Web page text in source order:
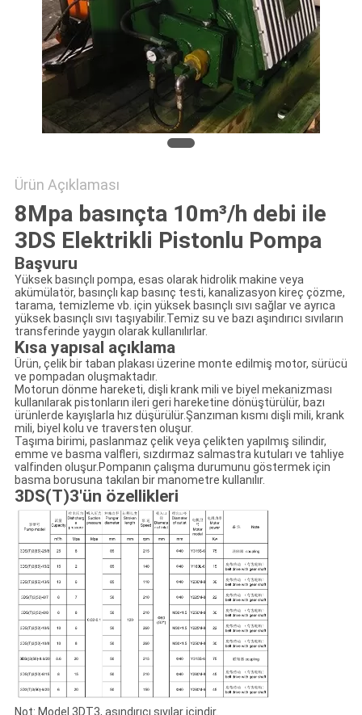
Ürün Açıklaması
8Mpa basınçta 10m³/h debi ile
3DS Elektrikli Pistonlu Pompa
Başvuru
Yüksek basınçlı pompa, esas olarak hidrolik makine veya
akümülatör, basınçlı kap basınç testi, kanalizasyon kireç çözme,
tarama, temizleme vb. için yüksek basınçlı sıvı sağlar ve ayrıca
yüksek basınçlı sıvı taşıyabilir.Temiz su ve bazı aşındırıcı sıvıların
transferinde yaygın olarak kullanılırlar.
Kısa yapısal açıklama
Ürün, çelik bir taban plakası üzerine monte edilmiş motor, sürücü
ve pompadan oluşmaktadır.
Motorun dönme hareketi, dişli krank mili ve biyel mekanizması
kullanılarak pistonların ileri geri hareketine dönüştürülür, bazı
ürünlerde kayışlarla hız düşürülür.Şanzıman kısmı dişli mili, krank
mili, biyel kolu ve traversten oluşur.
Taşıma birimi, paslanmaz çelik veya çelikten yapılmış silindir,
emme ve basma valfleri, sızdırmaz salmastra kutuları ve tahliye
valfinden oluşur.Pompanın çalışma durumunu göstermek için
basma borusuna takılan bir manometre kullanılır.
3DS(T)3'ün özellikleri
Not: Model 3DT3, aşındırıcı sıvılar içindir.